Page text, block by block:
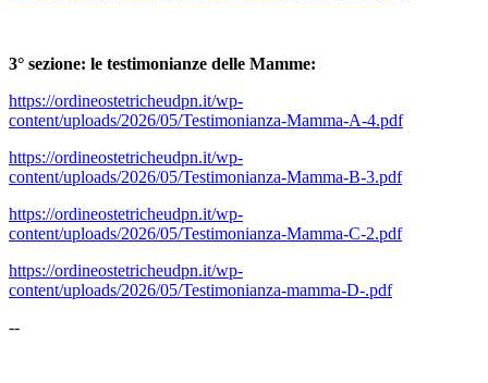
3° sezione: le testimonianze delle Mamme:
https://ordineostetricheudpn.it/wp-
content/uploads/2026/05/Testimonianza-Mamma-A-4.pdf
https://ordineostetricheudpn.it/wp-
content/uploads/2026/05/Testimonianza-Mamma-B-3.pdf
https://ordineostetricheudpn.it/wp-
content/uploads/2026/05/Testimonianza-Mamma-C-2.pdf
https://ordineostetricheudpn.it/wp-
content/uploads/2026/05/Testimonianza-mamma-D-.pdf
--